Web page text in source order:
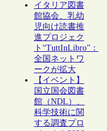
イタリア図書
館協会、乳幼
児向け読書推
進プロジェク
ト“TuttInLibro”：
全国ネットワ
ークが拡大
【イベント】
国立国会図書
館（NDL）、
科学技術に関
する調査プロ